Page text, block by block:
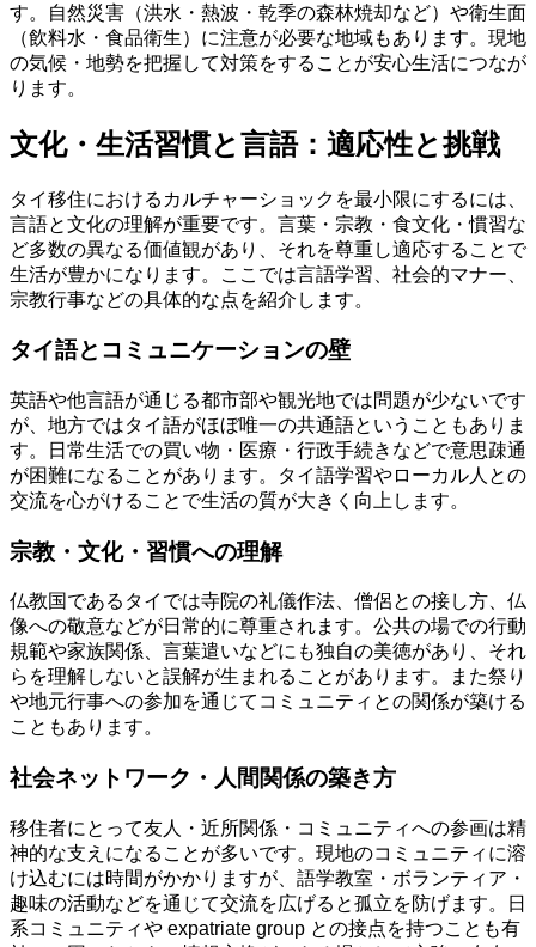
す。自然災害（洪水・熱波・乾季の森林焼却など）や衛生面
（飲料水・食品衛生）に注意が必要な地域もあります。現地
の気候・地勢を把握して対策をすることが安心生活につなが
ります。
文化・生活習慣と言語：適応性と挑戦
タイ移住におけるカルチャーショックを最小限にするには、
言語と文化の理解が重要です。言葉・宗教・食文化・慣習な
ど多数の異なる価値観があり、それを尊重し適応することで
生活が豊かになります。ここでは言語学習、社会的マナー、
宗教行事などの具体的な点を紹介します。
タイ語とコミュニケーションの壁
英語や他言語が通じる都市部や観光地では問題が少ないです
が、地方ではタイ語がほぼ唯一の共通語ということもありま
す。日常生活での買い物・医療・行政手続きなどで意思疎通
が困難になることがあります。タイ語学習やローカル人との
交流を心がけることで生活の質が大きく向上します。
宗教・文化・習慣への理解
仏教国であるタイでは寺院の礼儀作法、僧侶との接し方、仏
像への敬意などが日常的に尊重されます。公共の場での行動
規範や家族関係、言葉遣いなどにも独自の美徳があり、それ
らを理解しないと誤解が生まれることがあります。また祭り
や地元行事への参加を通じてコミュニティとの関係が築ける
こともあります。
社会ネットワーク・人間関係の築き方
移住者にとって友人・近所関係・コミュニティへの参画は精
神的な支えになることが多いです。現地のコミュニティに溶
け込むには時間がかかりますが、語学教室・ボランティア・
趣味の活動などを通じて交流を広げると孤立を防げます。日
系コミュニティや expatriate group との接点を持つことも有